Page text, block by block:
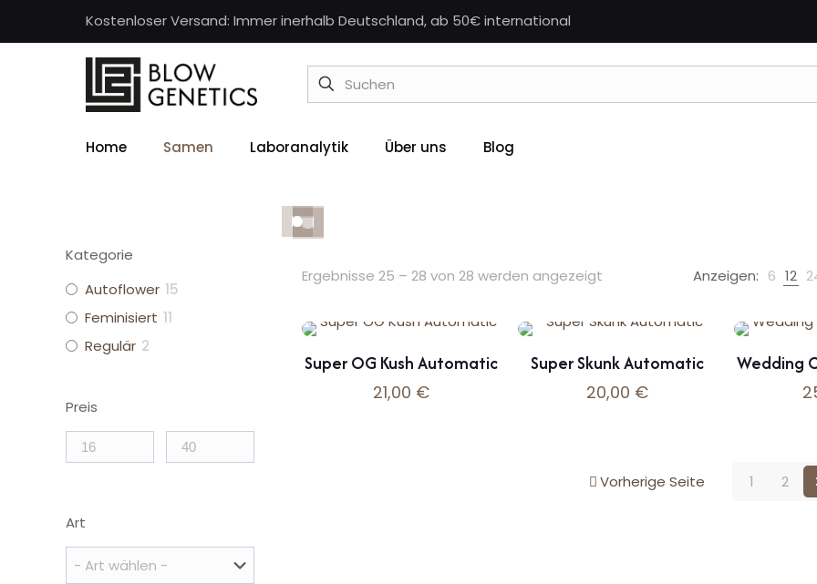
Kostenloser Versand: Immer inerhalb Deutschland, ab 50€ international
Home Samen Laboranalytik Über uns Blog
Unsere Samen
Ergebnisse 25 – 28 von 28 werden angezeigt Anzeigen: 6 12
Super OG Kush Automatic
21,00 €
Super Skunk Automatic
20,00 €
Wedding
Vorherige Seite 1 2
Kategorie
Autoflower 15
Feminisiert 11
Regulär 2
Preis
Art